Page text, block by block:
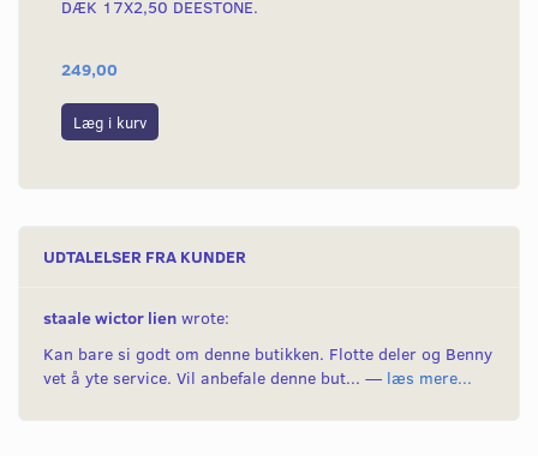
DÆK 17X2,50 DEESTONE.
249,00
Læg i kurv
UDTALELSER FRA KUNDER
staale wictor lien wrote:
Kan bare si godt om denne butikken. Flotte deler og Benny
vet å yte service. Vil anbefale denne but... — læs mere...